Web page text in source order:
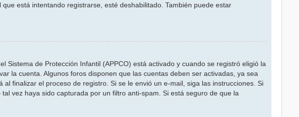
está intentando registrarse, esté deshabilitado. También puede estar
de Protección Infantil (APPCO) está activado y cuando se registró eligió la
la cuenta. Algunos foros disponen que las cuentas deben ser activadas, ya sea
finalizar el proceso de registro. Si se le envió un e-mail, siga las instrucciones. Si
vez haya sido capturada por un filtro anti-spam. Si está seguro de que la